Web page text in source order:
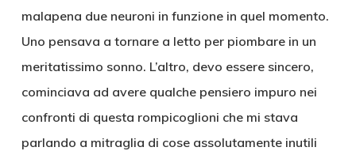
malapena due neuroni in funzione in quel momento.
Uno pensava a tornare a letto per piombare in un
meritatissimo sonno. L’altro, devo essere sincero,
cominciava ad avere qualche pensiero impuro nei
confronti di questa rompicoglioni che mi stava
parlando a mitraglia di cose assolutamente inutili